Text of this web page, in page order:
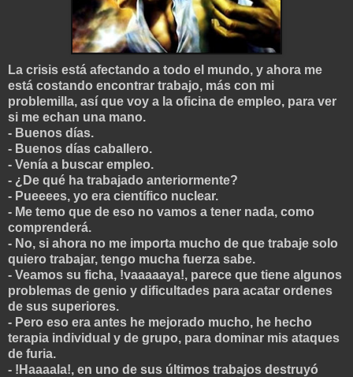
La crisis está afectando a todo el mundo, y ahora me
está costando encontrar trabajo, más con mi
problemilla, así que voy a la oficina de empleo, para ver
si me echan una mano.
- Buenos días.
- Buenos días caballero.
- Venía a buscar empleo.
- ¿De qué ha trabajado anteriormente?
- Pueeees, yo era científico nuclear.
- Me temo que de eso no vamos a tener nada, como
comprenderá.
- No, si ahora no me importa mucho de que trabaje solo
quiero trabajar, tengo mucha fuerza sabe.
- Veamos su ficha, !vaaaaaya!, parece que tiene algunos
problemas de genio y dificultades para acatar ordenes
de sus superiores.
- Pero eso era antes he mejorado mucho, he hecho
terapia individual y de grupo, para dominar mis ataques
de furia.
- !Haaaala!, en uno de sus últimos trabajos destruyó